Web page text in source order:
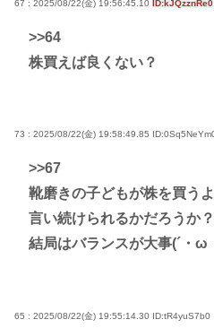
67 : 2025/08/22(金) 19:56:45.10 ID:kJQzznRe0
>>64
株買えば良くない？
73 : 2025/08/22(金) 19:58:49.85
>>67
靴磨きの子どもが株を買う
言い続けられるかだろうか
結局はバランスが大事(´・ω
65 : 2025/08/22(金) 19:55:14.30 ID:tR4yuS7b0